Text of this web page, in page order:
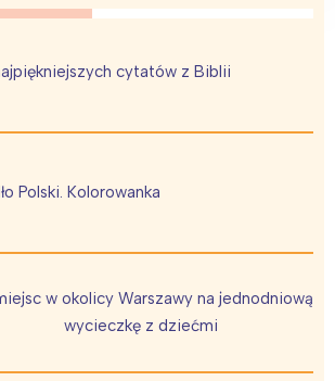
cytatów z Biblii
Polski. Kolorowanka
w okolicy Warszawy na jednodniową
wycieczkę z dziećmi